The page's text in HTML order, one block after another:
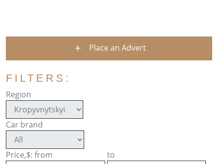
Place an Advert
FILTERS:
Region
Car brand
Price,$: from to